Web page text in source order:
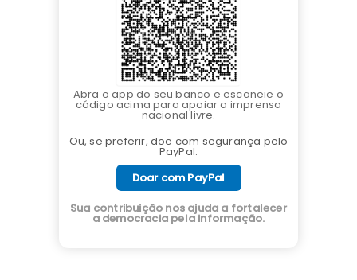
Abra o app do seu banco e escaneie o
código acima para apoiar a imprensa
nacional livre.
Ou, se preferir, doe com segurança pelo
PayPal:
Doar com PayPal
Sua contribuição nos ajuda a fortalecer
a democracia pela informação.